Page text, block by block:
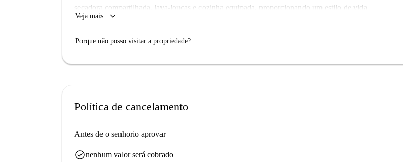
secadora compartilhada, lava-louças e cozinha equipada, proporcionando um estilo de vida
confortável e completo. Além disso, é permitida a residência permanente, ideal para inquilinos de
atrações imperdíveis como o Estádio da Luz e locais históricos como a Estátua de Eusébio. As opções
Veja mais keyboard_arrow_down
Porque não posso visitar a propriedade?
Política de cancelamento
Antes de o senhorio aprovar
check_circlenenhum valor será cobrado